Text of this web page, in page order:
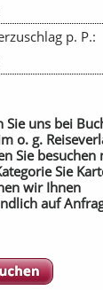
p. P.:
Sie uns bei
o. g.
Sie besuchen
Sie
wir Ihnen
auf